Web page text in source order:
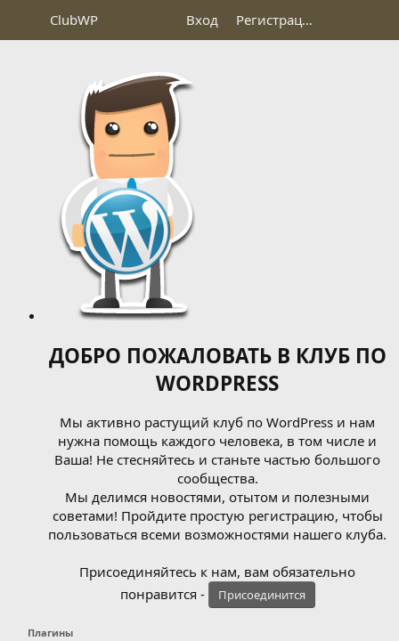
ClubWP Вход Регистрация
ДОБРО ПОЖАЛОВАТЬ В КЛУБ ПО
WORDPRESS
Мы активно растущий клуб по WordPress и нам
нужна помощь каждого человека, в том числе и
Ваша! Не стесняйтесь и станьте частью большого
сообщества.
Мы делимся новостями, отытом и полезными
советами! Пройдите простую регистрацию, чтобы
пользоваться всеми возможностями нашего клуба.
Присоединяйтесь к нам, вам обязательно
понравится -
Присоединится
Плагины